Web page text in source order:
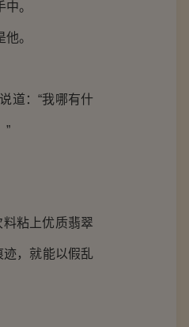
。
。
道：“我哪有什
”
粘上优质翡翠
迹，就能以假乱